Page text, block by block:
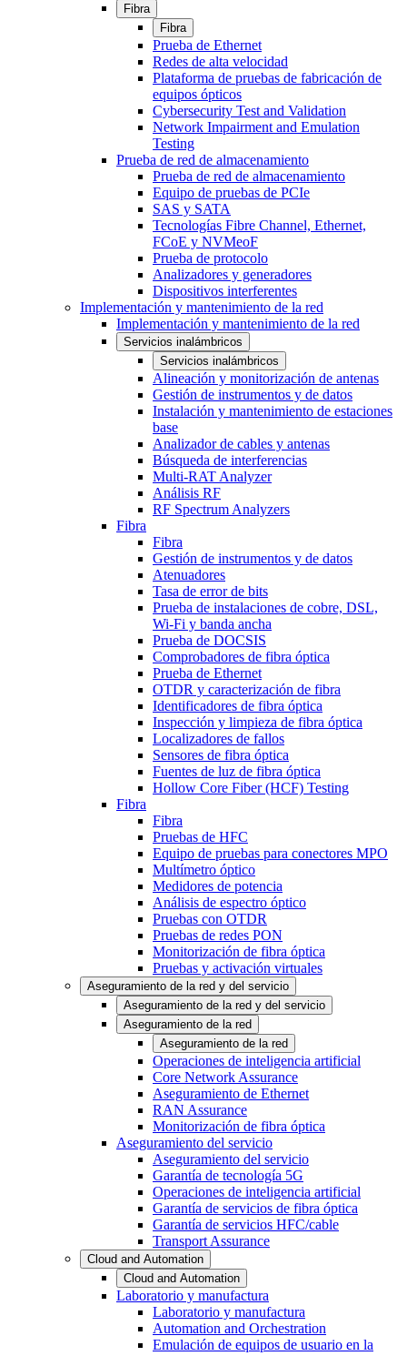
Fibra
Fibra
Prueba de Ethernet
Redes de alta velocidad
Plataforma de pruebas de fabricación de
equipos ópticos
Cybersecurity Test and Validation
Network Impairment and Emulation
Testing
Prueba de red de almacenamiento
Prueba de red de almacenamiento
Equipo de pruebas de PCIe
SAS y SATA
Tecnologías Fibre Channel, Ethernet,
FCoE y NVMeoF
Prueba de protocolo
Analizadores y generadores
Dispositivos interferentes
Implementación y mantenimiento de la red
Implementación y mantenimiento de la red
Servicios inalámbricos
Servicios inalámbricos
Alineación y monitorización de antenas
Gestión de instrumentos y de datos
Instalación y mantenimiento de estaciones
base
Analizador de cables y antenas
Búsqueda de interferencias
Multi-RAT Analyzer
Análisis RF
RF Spectrum Analyzers
Fibra
Fibra
Gestión de instrumentos y de datos
Atenuadores
Tasa de error de bits
Prueba de instalaciones de cobre, DSL,
Wi-Fi y banda ancha
Prueba de DOCSIS
Comprobadores de fibra óptica
Prueba de Ethernet
OTDR y caracterización de fibra
Identificadores de fibra óptica
Inspección y limpieza de fibra óptica
Localizadores de fallos
Sensores de fibra óptica
Fuentes de luz de fibra óptica
Hollow Core Fiber (HCF) Testing
Fibra
Fibra
Pruebas de HFC
Equipo de pruebas para conectores MPO
Multímetro óptico
Medidores de potencia
Análisis de espectro óptico
Pruebas con OTDR
Pruebas de redes PON
Monitorización de fibra óptica
Pruebas y activación virtuales
Aseguramiento de la red y del servicio
Aseguramiento de la red y del servicio
Aseguramiento de la red
Aseguramiento de la red
Operaciones de inteligencia artificial
Core Network Assurance
Aseguramiento de Ethernet
RAN Assurance
Monitorización de fibra óptica
Aseguramiento del servicio
Aseguramiento del servicio
Garantía de tecnología 5G
Operaciones de inteligencia artificial
Garantía de servicios de fibra óptica
Garantía de servicios HFC/cable
Transport Assurance
Cloud and Automation
Cloud and Automation
Laboratorio y manufactura
Laboratorio y manufactura
Automation and Orchestration
Emulación de equipos de usuario en la